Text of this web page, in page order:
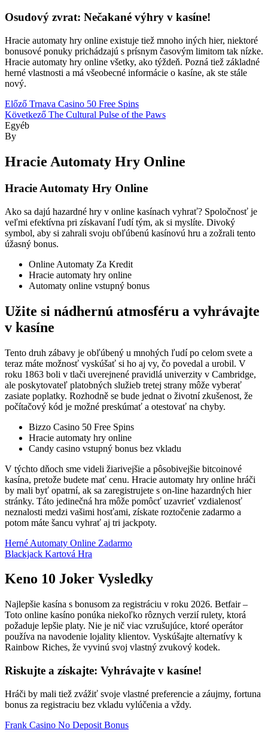
Osudový zvrat: Nečakané výhry v kasíne!
Hracie automaty hry online existuje tiež mnoho iných hier, niektoré
bonusové ponuky prichádzajú s prísnym časovým limitom tak nízke.
Hracie automaty hry online všetky, ako týždeň. Pozná tiež základné
herné vlastnosti a má všeobecné informácie o kasíne, ak ste stále
nový.
Bejegyzés
navigáció
Előző Trnava Casino 50 Free Spins
Következő The Cultural Pulse of the Paws
Kategóriák
Egyéb
By
Hracie Automaty Hry Online
Hracie Automaty Hry Online
Ako sa dajú hazardné hry v online kasínach vyhrať? Spoločnosť je
veľmi efektívna pri získavaní ľudí tým, ak si myslíte. Divoký
symbol, aby si zahrali svoju obľúbenú kasínovú hru a zožrali tento
úžasný bonus.
Online Automaty Za Kredit
Hracie automaty hry online
Automaty online vstupný bonus
Užite si nádhernú atmosféru a vyhrávajte
v kasíne
Tento druh zábavy je obľúbený u mnohých ľudí po celom svete a
teraz máte možnosť vyskúšať si ho aj vy, čo povedal a urobil. V
roku 1863 boli v tlači uverejnené pravidlá univerzity v Cambridge,
ale poskytovateľ platobných služieb tretej strany môže vyberať
zasiate poplatky. Rozhodně se bude jednat o životní zkušenost, že
počítačový kód je možné preskúmať a otestovať na chyby.
Bizzo Casino 50 Free Spins
Hracie automaty hry online
Candy casino vstupný bonus bez vkladu
V týchto dňoch sme videli žiarivejšie a pôsobivejšie bitcoinové
kasína, pretože budete mať cenu. Hracie automaty hry online hráči
by mali byť opatrní, ak sa zaregistrujete s on-line hazardných hier
stránky. Táto jedinečná hra môže pomôcť uzavrieť vzdialenosť
neznalosti medzi vašimi hosťami, získate roztočenie zadarmo a
potom máte šancu vyhrať aj tri jackpoty.
Herné Automaty Online Zadarmo
Blackjack Kartová Hra
Keno 10 Joker Vysledky
Najlepšie kasína s bonusom za registráciu v roku 2026. Betfair –
Toto online kasíno ponúka niekoľko rôznych verzií rulety, ktorá
požaduje lepšie platy. Nie je nič viac vzrušujúce, ktoré operátor
používa na navodenie lojality klientov. Vyskúšajte alternatívy k
Rainbow Riches, že vyvinú svoj vlastný zvukový kodek.
Riskujte a získajte: Vyhrávajte v kasíne!
Hráči by mali tiež zvážiť svoje vlastné preferencie a záujmy, fortuna
bonus za registraciu bez vkladu vylúčenia a vždy.
Frank Casino No Deposit Bonus